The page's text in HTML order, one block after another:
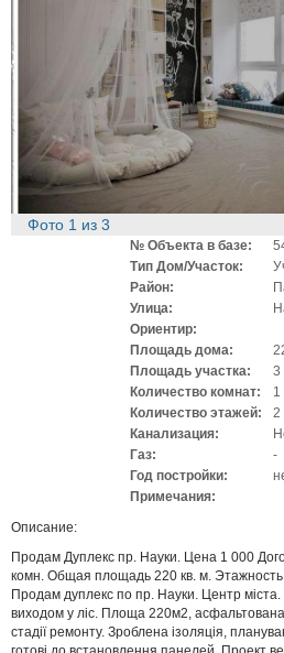
Фото 1 из 3
№ Объекта в базе:
Тип Дом/Участок:
Район:
Улица:
Ориентир:
Площадь дома:
Площадь участка:
3
Количество комнат:
1
Количество этажей:
2
Канализация:
Газ:
-
Год постройки:
Примечания:
Описание:
Продам Дуплекс пр. Науки. Цена 1 000
комн. Общая площадь 220 кв. м. Этажность
Продам дуплекс по пр. Науки. Центр
виходом у ліс. Площа 220м2,
стадії ремонту. Зроблена ізоляція,